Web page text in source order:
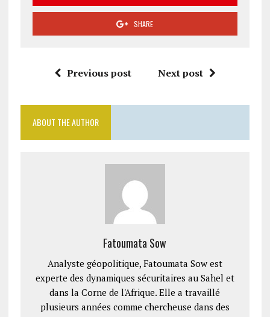
SHARE
Previous post Next post
ABOUT THE AUTHOR
Fatoumata Sow
Analyste géopolitique, Fatoumata Sow est
experte des dynamiques sécuritaires au Sahel et
dans la Corne de l'Afrique. Elle a travaillé
plusieurs années comme chercheuse dans des